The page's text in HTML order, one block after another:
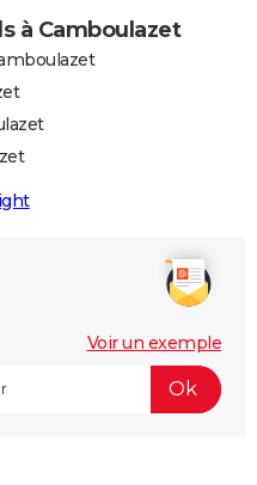
à Camboulazet
Voir un exemple